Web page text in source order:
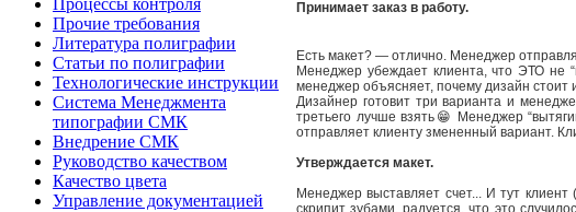
Процессы контроля
Прочие требования
Литература полиграфии
Статьи по полиграфии
Технологические инструкции
Система Менеджмента
типографии СМК
Внедрение СМК
Руководство качеством
Качество цвета
Управление документацией
Принимает заказ в работу.
Есть макет? — отлично. Менеджер
Менеджер убеждает клиента, что ЭТО не
менеджер объясняет, почему дизайн
Дизайнер готовит три варианта и
третьего лучше взять😁 Менеджер
отправляет клиенту змененный вариант.
Утверждается макет.
Менеджер выставляет счет... И тут
скрипит зубами, радуется, что это